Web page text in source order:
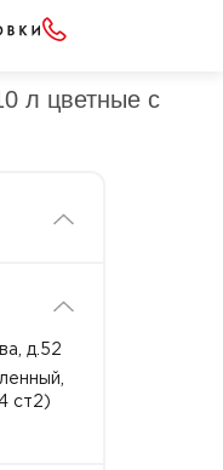
л цветные с
д.52
ст2)